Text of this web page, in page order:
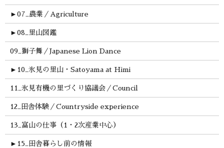
► 07_農業／Agriculture
► 08_里山図鑑
09_獅子舞／Japanese Lion Dance
► 10_氷見の里山・Satoyama at Himi
11_氷見有機の里づくり協議会／Council
12_田舎体験／Countryside experience
13_富山の仕事（1・2次産業中心）
► 15_田舎暮らし前の情報